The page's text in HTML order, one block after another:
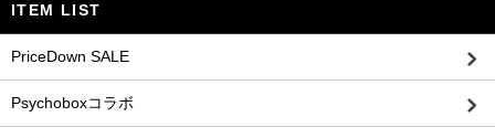
ITEM LIST
PriceDown SALE
Psychoboxコラボ